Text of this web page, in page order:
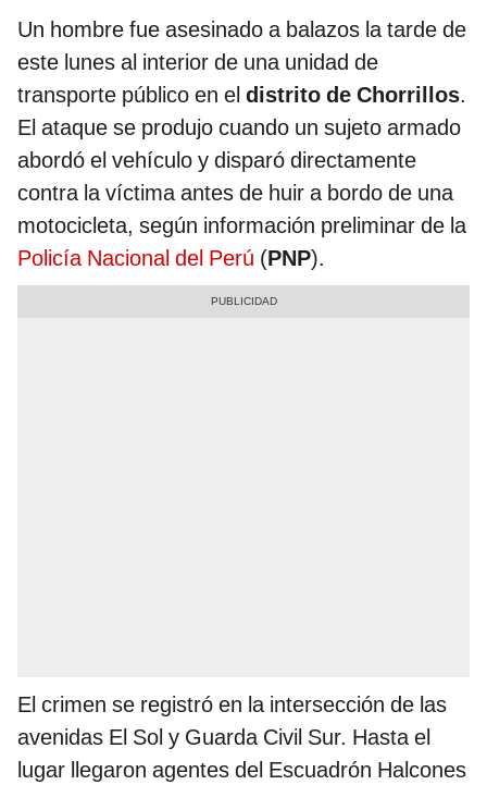
Un hombre fue asesinado a balazos la tarde de
este lunes al interior de una unidad de
transporte público en el distrito de Chorrillos.
El ataque se produjo cuando un sujeto armado
abordó el vehículo y disparó directamente
contra la víctima antes de huir a bordo de una
motocicleta, según información preliminar de la
Policía Nacional del Perú (PNP).
El crimen se registró en la intersección de las
avenidas El Sol y Guarda Civil Sur. Hasta el
lugar llegaron agentes del Escuadrón Halcones